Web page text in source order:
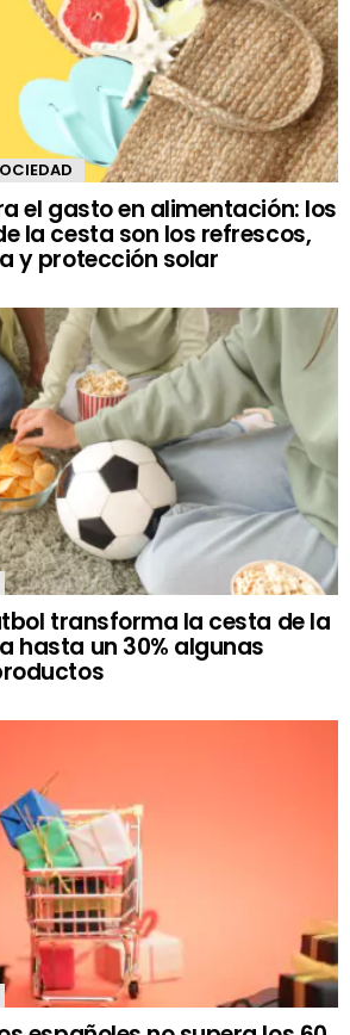
el gasto en alimentación: los
la cesta son los refrescos,
y protección solar
transforma la cesta de la
hasta un 30% algunas